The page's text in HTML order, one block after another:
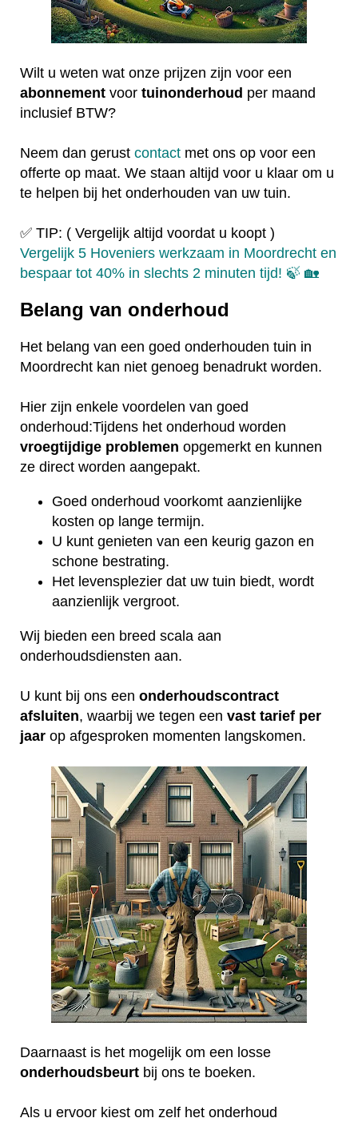
Wilt u weten wat onze prijzen zijn voor een
abonnement voor tuinonderhoud per maand
inclusief BTW?
Neem dan gerust contact met ons op voor een
offerte op maat. We staan altijd voor u klaar om u
te helpen bij het onderhouden van uw tuin.
✅ TIP: ( Vergelijk altijd voordat u koopt )
Vergelijk 5 Hoveniers werkzaam in Moordrecht en
bespaar tot 40% in slechts 2 minuten tijd! 🍃 🏡
Belang van onderhoud
Het belang van een goed onderhouden tuin in
Moordrecht kan niet genoeg benadrukt worden.
Hier zijn enkele voordelen van goed
onderhoud:Tijdens het onderhoud worden
vroegtijdige problemen opgemerkt en kunnen
ze direct worden aangepakt.
Goed onderhoud voorkomt aanzienlijke
kosten op lange termijn.
U kunt genieten van een keurig gazon en
schone bestrating.
Het levensplezier dat uw tuin biedt, wordt
aanzienlijk vergroot.
Wij bieden een breed scala aan
onderhoudsdiensten aan.
U kunt bij ons een onderhoudscontract
afsluiten, waarbij we tegen een vast tarief per
jaar op afgesproken momenten langskomen.
Daarnaast is het mogelijk om een losse
onderhoudsbeurt bij ons te boeken.
Als u ervoor kiest om zelf het onderhoud